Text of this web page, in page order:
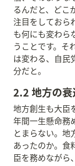
るんだと、どこ
注目をしておら
も何にも変わら
うことです。そ
は変わる、自民
分だと。
2.2 地方の衰
地方創生も大臣
年間一生懸命務
とまらない。地
あったのか。食
臣を務めながら